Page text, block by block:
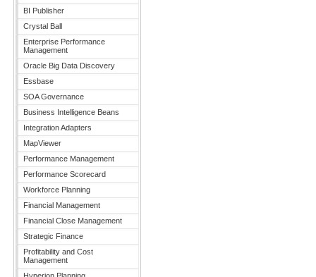
BI Publisher
Crystal Ball
Enterprise Performance
Management
Oracle Big Data Discovery
Essbase
SOA Governance
Business Intelligence Beans
Integration Adapters
MapViewer
Performance Management
Performance Scorecard
Workforce Planning
Financial Management
Financial Close Management
Strategic Finance
Profitability and Cost
Management